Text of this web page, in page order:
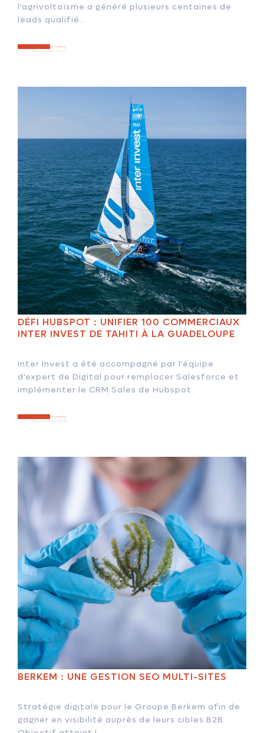
l'agrivoltaïsme a généré plusieurs centaines de
leads qualifié...
DÉFI HUBSPOT : UNIFIER 100 COMMERCIAUX
INTER INVEST DE TAHITI À LA GUADELOUPE
Inter Invest a été accompagné par l'équipe
d'expert de Digital pour remplacer Salesforce et
implémenter le CRM Sales de Hubspot.
BERKEM : UNE GESTION SEO MULTI-SITES
Stratégie digitale pour le Groupe Berkem afin de
gagner en visibilité auprès de leurs cibles B2B.